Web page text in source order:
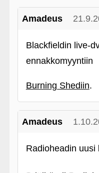
Amadeus
Blackfieldin live-
ennakkomyyntiin
Burning Shediin.
Amadeus
Radioheadin uusi